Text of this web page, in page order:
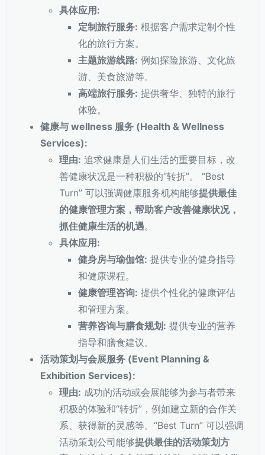
具体应用:
定制旅行服务: 根据客户需求定制个性
化的旅行方案。
主题旅游线路: 例如探险旅游、文化旅
游、美食旅游等。
高端旅行服务: 提供奢华、独特的旅行
体验。
健康与 wellness 服务 (Health & Wellness
Services):
理由: 追求健康是人们生活的重要目标，改
善健康状况是一种积极的“转折”。 “Best
Turn” 可以强调健康服务机构能够提供最佳
的健康管理方案，帮助客户改善健康状况，
抓住健康生活的机遇。
具体应用:
健身房与瑜伽馆: 提供专业的健身指导
和健康课程。
健康管理咨询: 提供个性化的健康评估
和管理方案。
营养咨询与膳食规划: 提供专业的营养
指导和膳食建议。
活动策划与会展服务 (Event Planning &
Exhibition Services):
理由: 成功的活动或会展能够为参与者带来
积极的体验和“转折”，例如建立新的合作关
系、获得新的灵感等。“Best Turn” 可以强调
活动策划公司能够提供最佳的活动策划方